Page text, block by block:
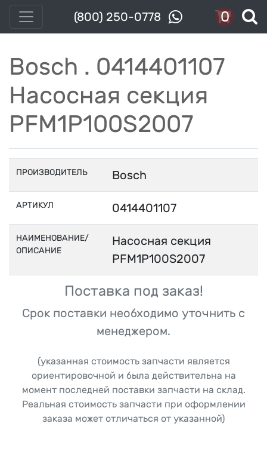
(800) 250-0778 0
Bosch . 0414401107
Насосная секция
PFM1P100S2007
ПРОИЗВОДИТЕЛЬ Bosch
АРТИКУЛ 0414401107
НАИМЕНОВАНИЕ/
ОПИСАНИЕ
Насосная секция
PFM1P100S2007
Поставка под заказ!
Срок поставки необходимо уточнить с
менеджером.
(указанная стоимость запчасти является
ориентировочной и была действительна на
момент последней поставки запчасти на склад.
Реальная стоимость запчасти при оформлении
заказа может отличаться от указанной)